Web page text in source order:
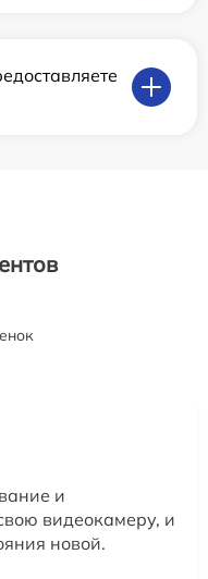
и
видеокамеру, и
новой.